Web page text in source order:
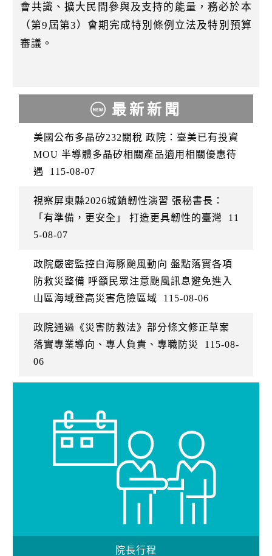
會共識、擴大民間參與及支持的能量，務必於本
（第9屆第3）會期完成特別條例立法及特別預算
審議。
最新新聞
美國公布多晶矽232關稅 政院：臺美已有投資
MOU 半導體多晶矽相關產品適用相關優惠待
遇
115-08-07
視察屏東縣2026城鎮韌性演習 張秘書長：
「有準備，更安全」 打造更具韌性的臺灣
11
5-08-07
政院嚴密監控白海豚颱風動向 盤點落實各項
防救災整備 呼籲民眾注意颱風訊息避免進入
山區海域登高災害危險區域
115-08-06
政院通過《災害防救法》部分條文修正草案
落實專業導向、專人負責、專職防災
115-08-
06
院長行程